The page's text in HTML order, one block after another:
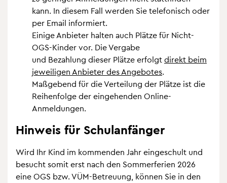
kann. In die­sem Fall wer­den Sie tele­fo­nisch oder
per Email infor­miert.
Einige Anbie­ter hal­ten auch Plätze für Nicht-
OGS-Kin­der vor. Die Ver­gabe
und Bezah­lung die­ser Plätze erfolgt direkt beim
jewei­li­gen Anbie­ter des Ange­bo­tes.
Maß­ge­bend für die Ver­tei­lung der Plätze ist die
Rei­hen­folge der ein­ge­hen­den Online-
Anmel­dun­gen.
Hin­weis für Schul­an­fän­ger
Wird Ihr Kind im kom­men­den Jahr ein­ge­schult und
besucht somit erst nach den Som­mer­fe­rien 2026
eine OGS bzw. VÜM-Betreu­ung, kön­nen Sie in den